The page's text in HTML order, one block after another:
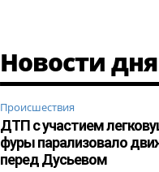
Новости дня
Происшествия
ДТП с участием
фуры парализовало
перед Дусьевом